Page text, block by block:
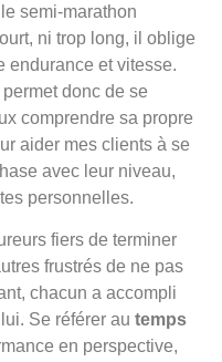
semi-marathon
ni trop long, il oblige
endurance et vitesse.
donc de se
comprendre sa propre
aider mes clients à se
avec leur niveau,
personnelles.
fiers de terminer
frustrés de ne pas
chacun a accompli
Se référer au temps
en perspective,